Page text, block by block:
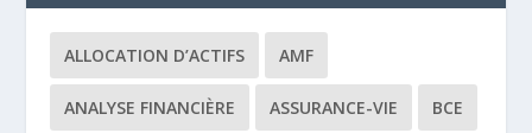
ALLOCATION D’ACTIFS AMF
ANALYSE FINANCIÈRE ASSURANCE-VIE BCE